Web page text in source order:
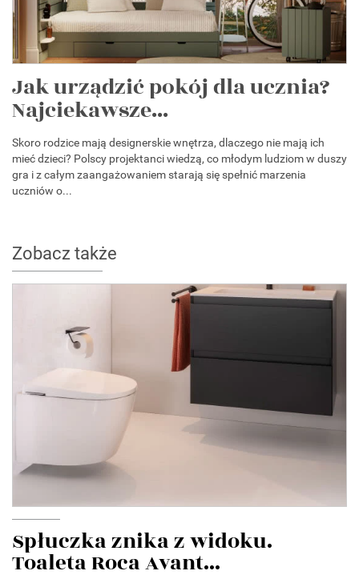
Jak urządzić pokój dla ucznia?
Najciekawsze...
Skoro rodzice mają designerskie wnętrza, dlaczego nie mają ich
mieć dzieci? Polscy projektanci wiedzą, co młodym ludziom w duszy
gra i z całym zaangażowaniem starają się spełnić marzenia
uczniów o...
Zobacz także
Spłuczka znika z widoku.
Toaleta Roca Avant...